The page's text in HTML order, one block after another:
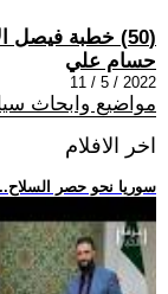
(50) خطبة فيصل الأول يوم تتويجه ملكاً على العراق
حسام علي
2022 / 5 / 11
مواضيع وابحاث
اخر الافلام
.. سوريا نحو حصر